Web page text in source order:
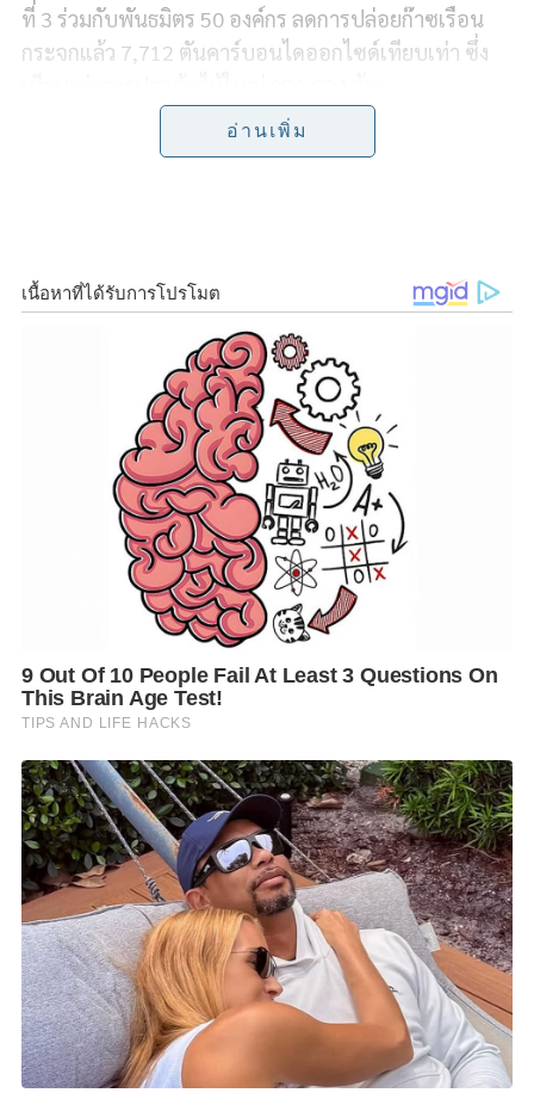
e
b
e
t
t
e
r
y
L
i
n
r
e
ที่ 3 ร่วมกับพันธมิตร 50 องค์กร ลดการปล่อยก๊าซเรือน
กระจกแล้ว 7,712 ตันคาร์บอนไดออกไซด์เทียบเท่า ซึ่ง
พร้อมพัฒนาเครื่องมือวัดเป็นDigital Eco Calculator
ช่วยลดโลกร้อน
นางสาวนพเก้า สุจริตกุลผู้ช่วยผู้จัดการ หัวหน้ากลุ่มงาน
สื่อสารองค์กรและพัฒนาเพื่อสังคม ตลาดหลักทรัพย์แห่ง
ประเทศไทย กล่าวว่า ตลาดหลักทรัพย์ฯ ริเริ่ม
Care the Bearภายใต้แนวคิด“Change the
Climate Change”ตั้งแต่ปี2561โดยร่วมกับพันธมิตร ทั้ง
ภาคเอกชน ภาครัฐ และธุรกิจเพื่อสังคม ช่วยกันขับเคลื่อน
การลดภาวะโลกร้อนด้วยการลดการปล่อยก๊าซเรือน
กระจกโดยใช้หลักการ6 Caresมุ่งเปลี่ยนแปลงในมิติของ
ผู้บริโภคให้มีส่วนช่วยลดโลกร้อน ซึ่งสอดคล้อง
Sustainable Development Goals (SDGs)
ที่13“ Climate Action”
หลักการ 6 Caresภายใต้โครงการ
คู่มือในการสร้างพฤติกรรมร่วมลดโลกร้อนใน6ด้าน
ได้แก่ การรณรงค์เดินทางโดยใช้รถไฟฟ้าหรือรถ
สาธารณะ การลดการใช้กระดาษและพลาสติก การงดใช้
โฟม การลดการใช้พลังงานจากอุปกรณ์ไฟฟ้า การลดการ
ใช้อุปกรณ์ตกแต่งในงาน และรณรงค์ให้ทานอาหารให้
หมด ซึ่งตั้งแต่เริ่มต้นโครงการเดือน มิ.ย.2561 –
มิ.ย.2563มีพันธมิตร50องค์กร และได้ร่วมกันลดการ
ปล่อยก๊าซเรือนกระจกแล้ว7,712
คาร์บอนไดออกไซด์เทียบเท่า ซึ่งเทียบเท่าการปลูกต้นไม้
ใหญ่ (อายุ10ปี) จำนวน
ต้น โดยมีองค์กรภาคี
หลัก คือ องค์การบริหารจัดการก๊าซเรือนกระจก (องค์การ
อ่านเพิ่ม